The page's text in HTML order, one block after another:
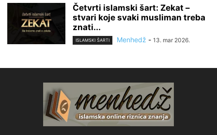
Četvrti islamski šart: Zekat –
stvari koje svaki musliman treba
znati...
ISLAMSKI ŠARTI Menhedž - 13. mar 2026.